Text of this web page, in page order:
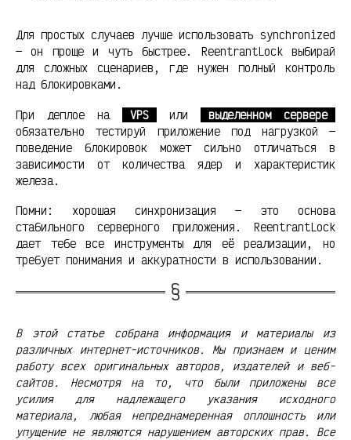
Для простых случаев лучше использовать synchronized
— он проще и чуть быстрее. ReentrantLock выбирай
для сложных сценариев, где нужен полный контроль
над блокировками.
При деплое на VPS или
выделенном сервере
обязательно тестируй приложение под нагрузкой —
поведение блокировок может сильно отличаться в
зависимости от количества ядер и характеристик
железа.
Помни: хорошая синхронизация — это основа
стабильного серверного приложения. ReentrantLock
дает тебе все инструменты для её реализации, но
требует понимания и аккуратности в использовании.
В этой статье собрана информация и материалы из
различных интернет-источников. Мы признаем и ценим
работу всех оригинальных авторов, издателей и веб-
сайтов. Несмотря на то, что были приложены все
усилия для надлежащего указания исходного
материала, любая непреднамеренная оплошность или
упущение не являются нарушением авторских прав. Все